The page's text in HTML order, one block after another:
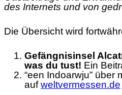
des Internets und von
Die Übersicht wird
Gefängnisinsel
was du tust! Ein
“een Indoarwju” über
aufweltvermessen.de